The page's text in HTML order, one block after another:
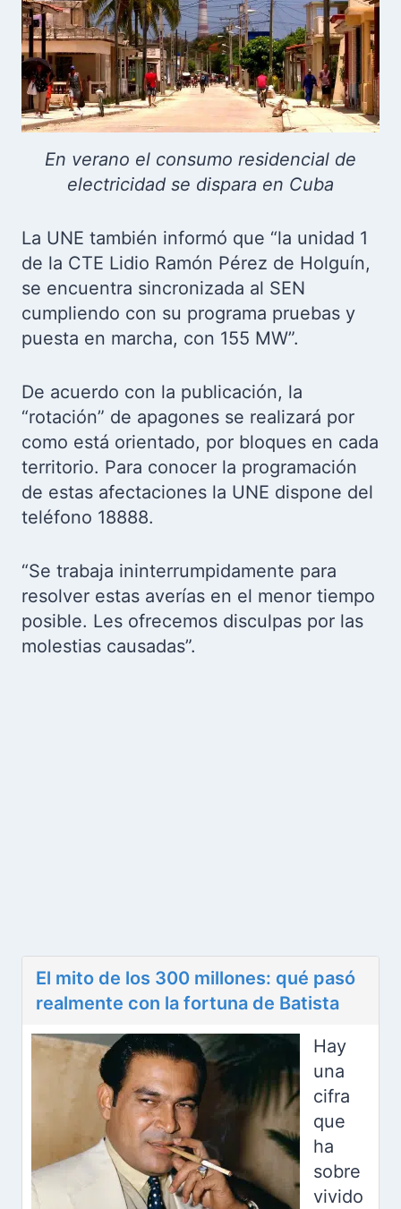
En verano el consumo residencial de
electricidad se dispara en Cuba
La UNE también informó que “la unidad 1
de la CTE Lidio Ramón Pérez de Holguín,
se encuentra sincronizada al SEN
cumpliendo con su programa pruebas y
puesta en marcha, con 155 MW”.
De acuerdo con la publicación, la
“rotación” de apagones se realizará por
como está orientado, por bloques en cada
territorio. Para conocer la programación
de estas afectaciones la UNE dispone del
teléfono 18888.
“Se trabaja ininterrumpidamente para
resolver estas averías en el menor tiempo
posible. Les ofrecemos disculpas por las
molestias causadas”.
El mito de los 300 millones: qué pasó
realmente con la fortuna de Batista
Hay
una
cifra
que
ha
sobre
vivido